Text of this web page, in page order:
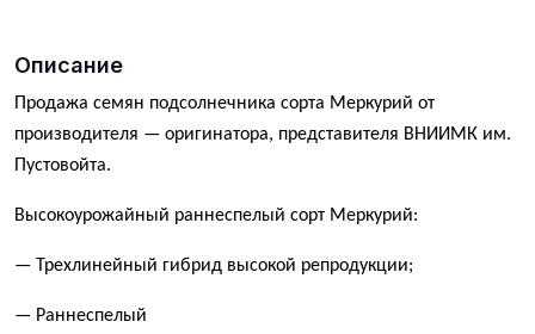
Описание
Продажа семян подсолнечника сорта Меркурий от
производителя — оригинатора, представителя ВНИИМК им.
Пустовойта.
Высокоурожайный раннеспелый сорт Меркурий:
— Трехлинейный гибрид высокой репродукции;
— Раннеспелый